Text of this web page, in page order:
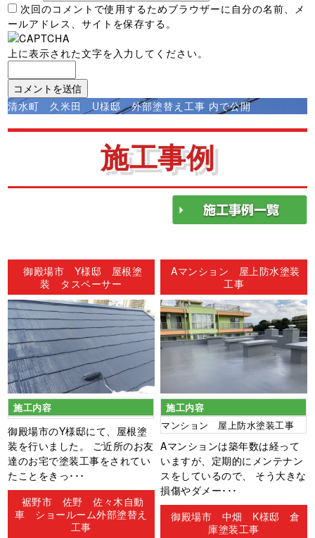
次回のコメントで使用するためブラウザーに自分の名前、メ
ールアドレス、サイトを保存する。
上に表示された文字を入力してください。
投
稿
ゲ
ン
清水町 久米田 U様邸 外部塗替え工事 内で公開
施工事例
御殿場市 Y様邸 屋根塗
装 タスペーサー
施工内容
御殿場市のY様邸にて、屋根塗
装を行いました。 ご近所のお友
達のお宅で塗装工事をされてい
たことをきっ･･･
Aマンション 屋上防水塗装
工事
施工内容
マンション 屋上防水塗装工事
Aマンションは築年数は経って
いますが、定期的にメンテナン
スをしているので、 そう大きな
損傷やダメー･･･
裾野市 佐野 佐々木自動
車 ショールーム外部塗替え
工事
御殿場市 中畑 K様邸 倉
庫塗装工事